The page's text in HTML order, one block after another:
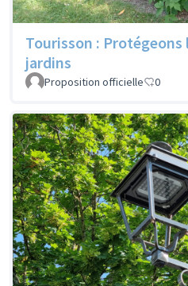
Tourisson : Protégeons
jardins
Proposition officielle 0